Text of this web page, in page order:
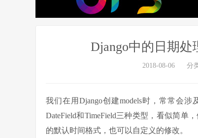
Django中的日期
2018-08-06 分
我们在用Django创建models时，常常会涉
DateField和TimeField三种类型，看似简单
的默认时间格式，也可以自定义的修改。